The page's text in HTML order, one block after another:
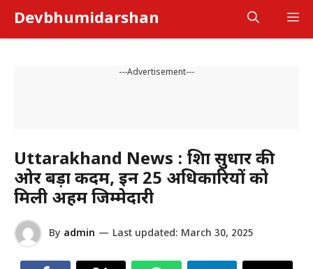
content
Devbhumidarshan
---Advertisement---
Uttarakhand News : शिक्षा सुधार की
ओर बड़ा कदम, इन 25 अधिकारियों को
मिली अहम जिम्मेदारी
By admin — Last updated: March 30, 2025